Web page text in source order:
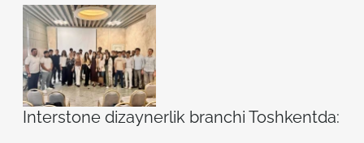
Interstone dizaynerlik branchi Toshkentda: